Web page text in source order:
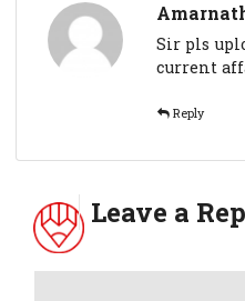
Sir pls
current
Reply
Leave a